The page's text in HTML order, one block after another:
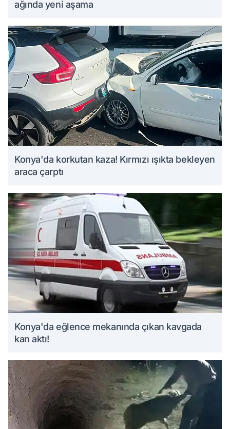
ağında yeni aşama
Konya'da korkutan kaza! Kırmızı ışıkta bekleyen
araca çarptı
Konya'da eğlence mekanında çıkan kavgada
kan aktı!